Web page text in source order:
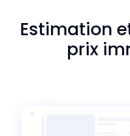
Estimation
prix